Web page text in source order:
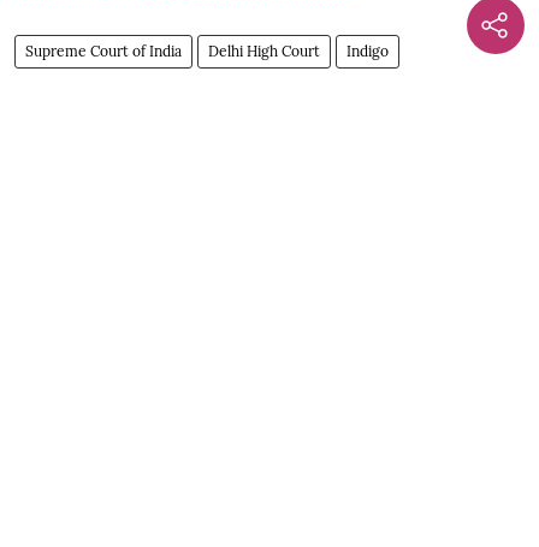
Supreme Court of India Delhi High Court Indigo